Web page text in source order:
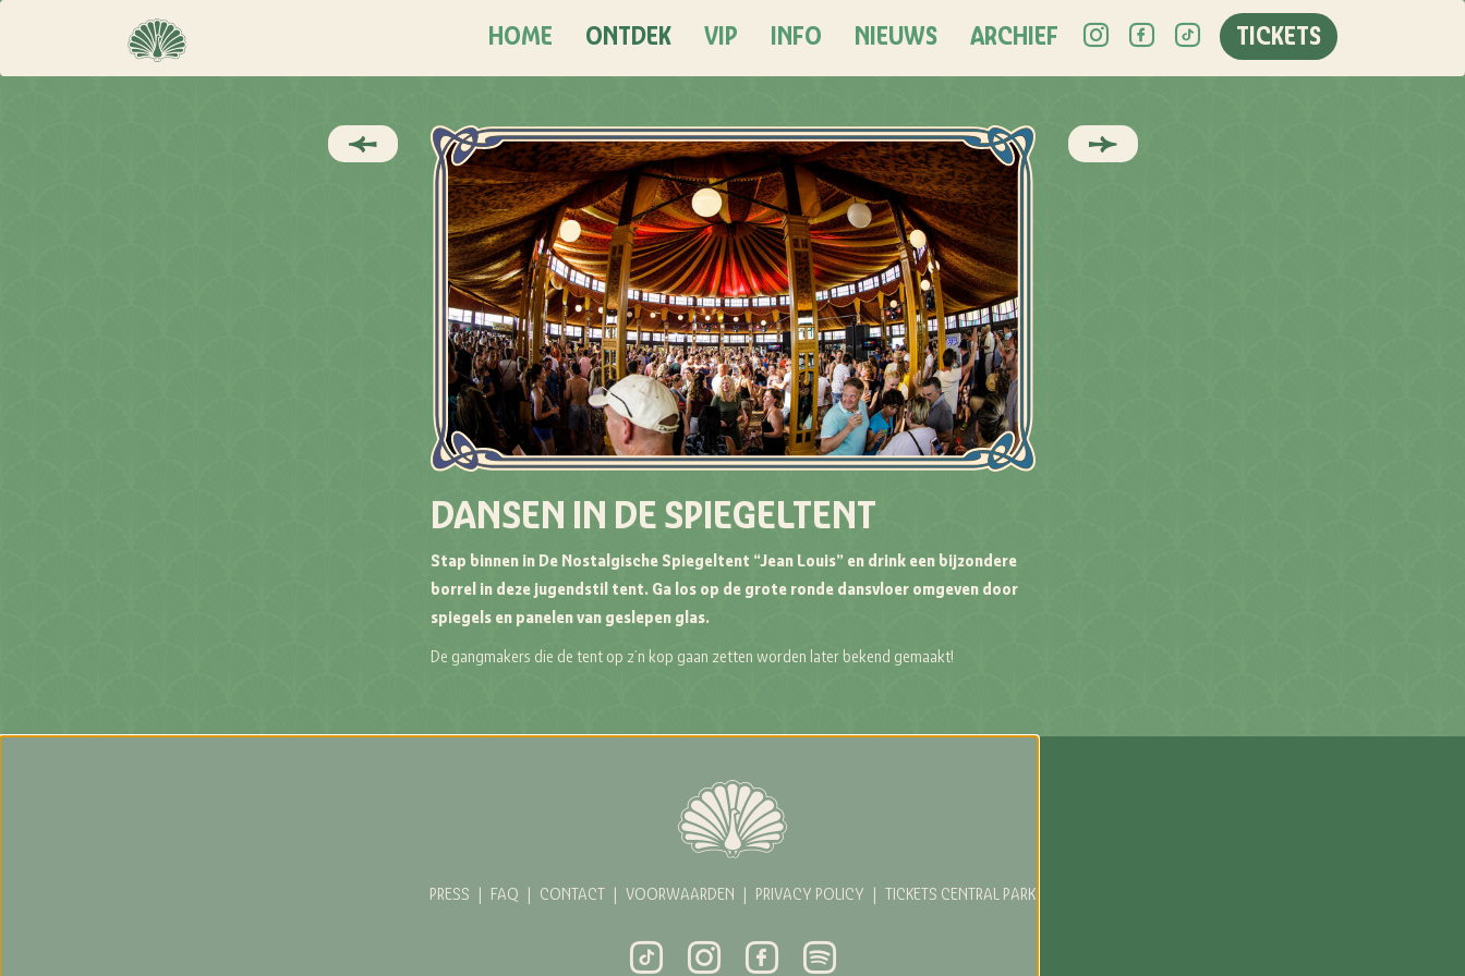
HOME ONTDEK VIP INFO NIEUWS ARCHIEF TICKETS
DANSEN IN DE SPIEGELTENT
Stap binnen in De Nostalgische Spiegeltent “Jean Louis” en drink een bijzondere
borrel in deze jugendstil tent. Ga los op de grote ronde dansvloer omgeven door
spiegels en panelen van geslepen glas.
De gangmakers die de tent op z’n kop gaan zetten worden later bekend gemaakt!
PRESS | FAQ | CONTACT | VOORWAARDEN | PRIVACY POLICY | TICKETS CENTRAL PARK